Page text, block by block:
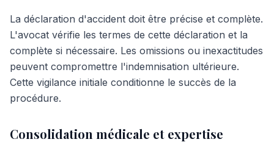
La déclaration d'accident doit être précise et complète.
L'avocat vérifie les termes de cette déclaration et la
complète si nécessaire. Les omissions ou inexactitudes
peuvent compromettre l'indemnisation ultérieure.
Cette vigilance initiale conditionne le succès de la
procédure.
Consolidation médicale et expertise